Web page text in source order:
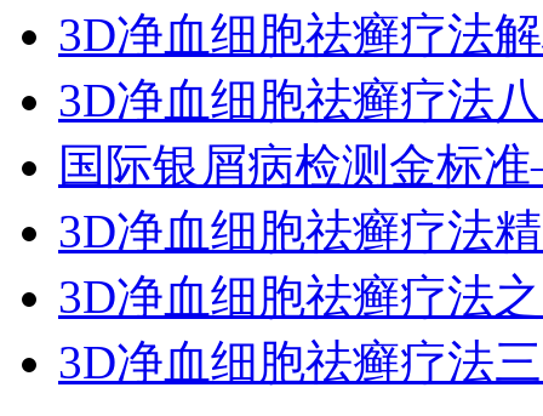
3D净血细胞祛癣疗法
3D净血细胞祛癣疗法
国际银屑病检测金标
3D净血细胞祛癣疗法
3D净血细胞祛癣疗法
3D净血细胞祛癣疗法